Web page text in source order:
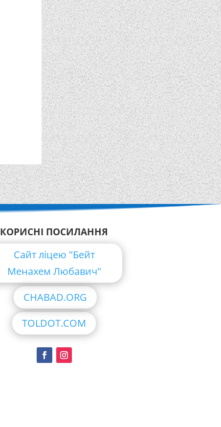
КОРИСНІ ПОСИЛАННЯ
Сайт ліцею "Бейт
Менахем Любавич"
CHABAD.ORG
TOLDOT.COM